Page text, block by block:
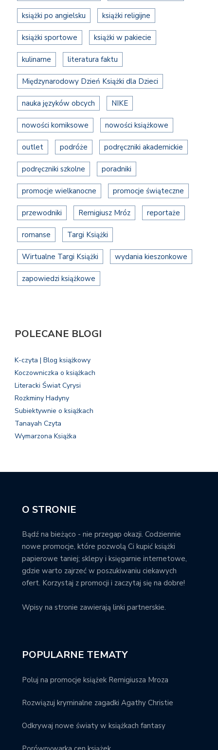
książki po angielsku książki religijne
książki sportowe książki w pakiecie
kulinarne literatura faktu
Międzynarodowy Dzień Książki dla Dzieci
nauka języków obcych NIKE
nowości komiksowe nowości książkowe
outlet podróże podręczniki akademickie
podręczniki szkolne poradniki
promocje wielkanocne promocje świąteczne
przewodniki Remigiusz Mróz reportaże
romanse Targi Książki
Wirtualne Targi Książki wydania kieszonkowe
zapowiedzi książkowe
POLECANE BLOGI
K-czyta | Blog książkowy
Koczowniczka o książkach
Literacki Świat Cyrysi
Rozkminy Hadyny
Subiektywnie o książkach
Tanayah Czyta
Wymarzona Książka
O STRONIE
Bądź na bieżąco - nie przegap okazji. Codziennie
nowe promocje, które pozwolą Ci kupić książki
papierowe taniej; sklepy i księgarnie internetowe,
gdzie warto zajrzeć w poszukiwaniu ciekawych
ofert. Korzystaj z promocji i zaczytaj się na dobre!
Wpisy na stronie zawierają linki partnerskie.
POPULARNE TEMATY
Poluj na promocje książek Remigiusza Mroza
Rozwiązuj kryminalne zagadki Agathy Christie
Odkrywaj nowe światy w książkach fantasy